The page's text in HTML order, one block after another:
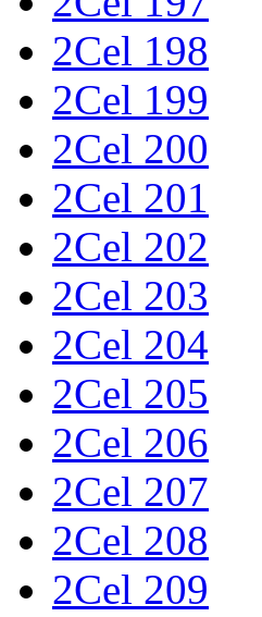
2Cel 198
2Cel 199
2Cel 200
2Cel 201
2Cel 202
2Cel 203
2Cel 204
2Cel 205
2Cel 206
2Cel 207
2Cel 208
2Cel 209